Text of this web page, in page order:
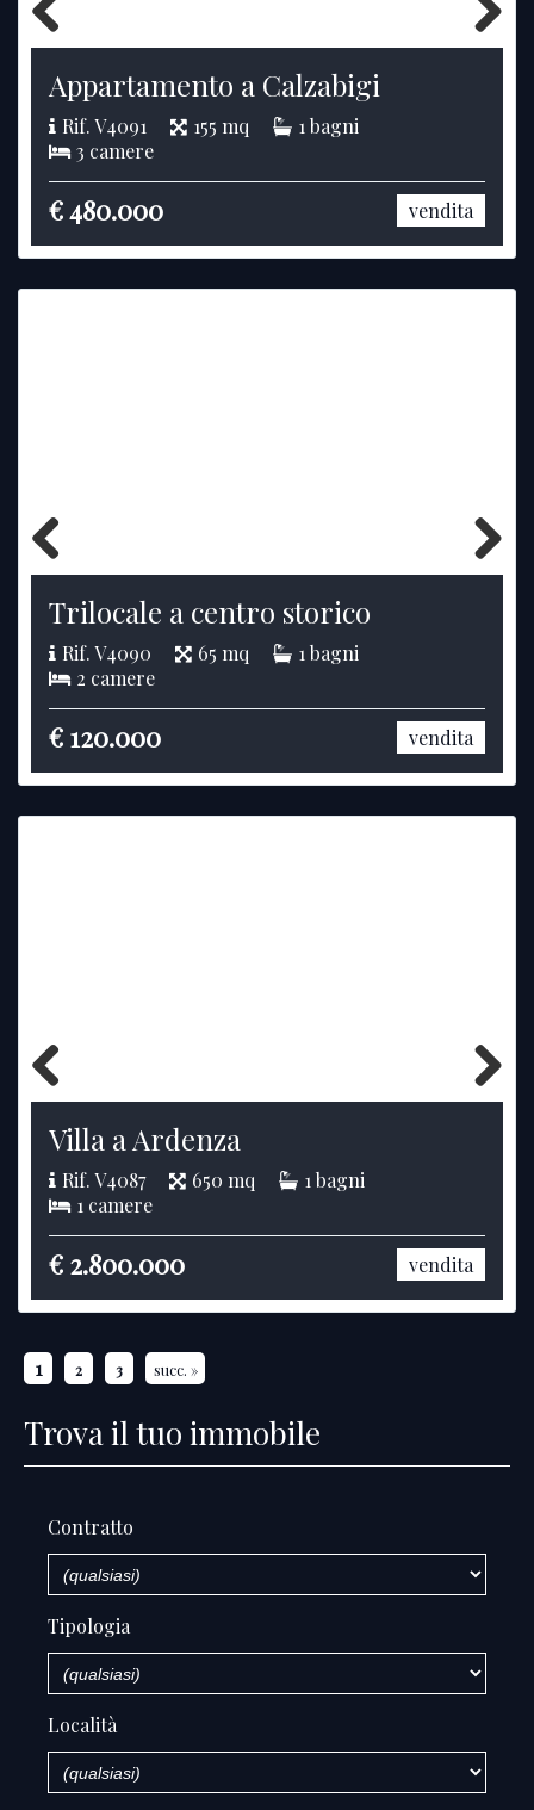
Previous Next
Appartamento a Calzabigi
Rif. V4091 155 mq
1 bagni
3 camere
€ 480.000 vendita
Previous Next
Trilocale a centro storico
Rif. V4090 65 mq
1 bagni
2 camere
€ 120.000 vendita
Previous Next
Villa a Ardenza
Rif. V4087 650 mq
1 bagni
1 camere
€ 2.800.000 vendita
1 2 3 succ. »
Trova il tuo immobile
Contratto
Tipologia
Località